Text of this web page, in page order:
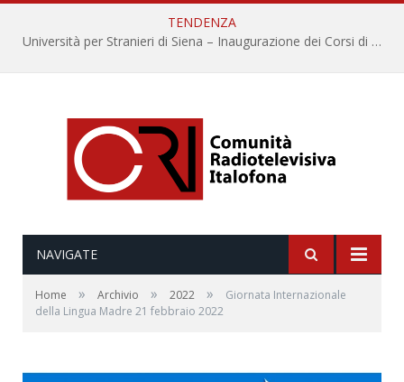
TENDENZA
Università per Stranieri di Siena – Inaugurazione dei Corsi di Lingua e Cultura Italiana, 109a annata
NAVIGATE
Home » Archivio » 2022 »
Giornata Internazionale
della Lingua Madre 21 febbraio 2022